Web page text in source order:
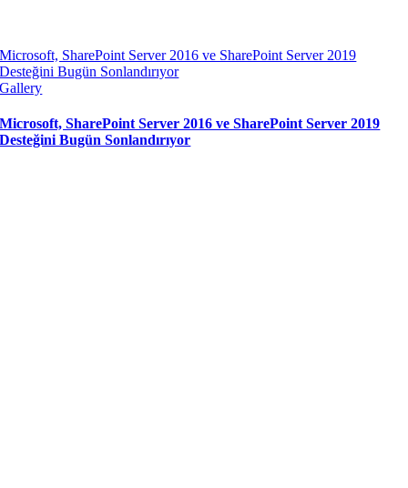
Microsoft, SharePoint Server 2016 ve SharePoint Server 2019
Desteğini Bugün Sonlandırıyor
Gallery
Microsoft, SharePoint Server 2016 ve SharePoint Server 2019
Desteğini Bugün Sonlandırıyor